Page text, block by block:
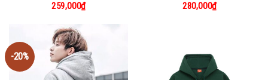
259,000₫
280,000₫
-20%